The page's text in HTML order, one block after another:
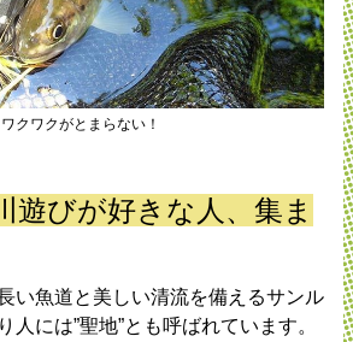
クワクがとまらない！
遊びが好きな人、集ま
い魚道と美しい清流を備えるサンル
人には”聖地”とも呼ばれています。